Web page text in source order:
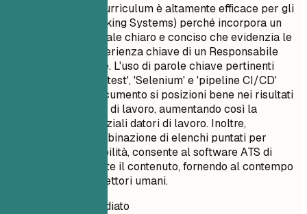
Questo formato di curriculum è altamente efficace per gli
ATS (Applicant Tracking Systems) perché incorpora un
riepilogo professionale chiaro e conciso che evidenzia le
competenze e l'esperienza chiave di un Responsabile
Test di Automazione. L'uso di parole chiave pertinenti
come 'automazione test', 'Selenium' e 'pipeline CI/CD'
garantisce che il documento si posizioni bene nei risultati
dei motori di ricerca di lavoro, aumentando così la
visibilità per i potenziali datori di lavoro. Inoltre,
utilizzando una combinazione di elenchi puntati per
risultati e responsabilità, consente al software ATS di
analizzare facilmente il contenuto, fornendo al contempo
un valore chiaro ai lettori umani.
Punteggio CV immediato